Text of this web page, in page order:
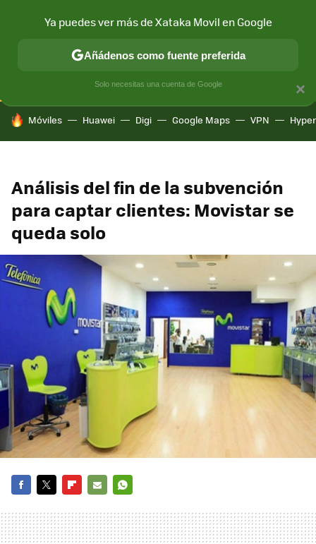
CONECTIVIDAD MÓVIL Y SOCIEDAD APLICACIONES
HOY SE HABLA DE
Móviles Huawei Digi Google Maps VPN
Análisis del fin de la subvención
para captar clientes: Movistar se
queda solo
MAIL
×
Ya puedes ver más de Xataka Movil en Google
Añádenos como fuente preferida
Solo necesitas una cuenta de Google